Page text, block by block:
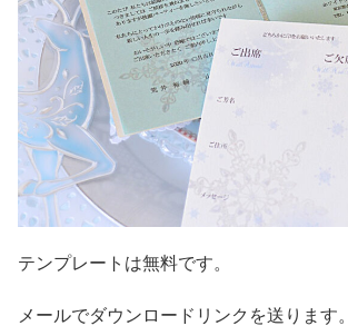
テンプレートは無料です。
メールでダウンロードリンクを送ります。